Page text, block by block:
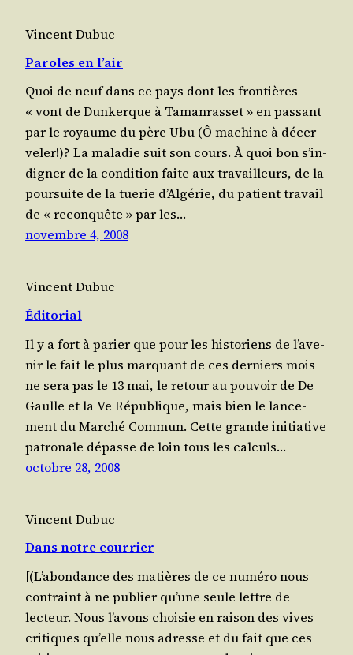
Vincent Dubuc
Paroles en l’air
Quoi de neuf dans ce pays dont les fron­tières
« vont de Dun­kerque à Taman­ras­set » en pas­sant
par le royaume du père Ubu (Ô machine à décer­
ve­ler!)? La mala­die suit son cours. À quoi bon s’in­
di­gner de la condi­tion faite aux tra­vailleurs, de la
pour­suite de la tue­rie d’Al­gé­rie, du patient tra­vail
de « recon­quête » par les…
novembre 4, 2008
Vincent Dubuc
Éditorial
Il y a fort à parier que pour les his­to­riens de l’a­ve­
nir le fait le plus mar­quant de ces der­niers mois
ne sera pas le 13 mai, le retour au pou­voir de De
Gaulle et la Ve Répu­blique, mais bien le lan­ce­
ment du Mar­ché Commun. Cette grande ini­tia­tive
patro­nale dépasse de loin tous les cal­culs…
octobre 28, 2008
Vincent Dubuc
Dans notre courrier
[(L’a­bon­dance des matières de ce numé­ro nous
contraint à ne publier qu’une seule lettre de
lecteur. Nous l’a­vons choi­sie en rai­son des vives
cri­tiques qu’elle nous adresse et du fait que ces